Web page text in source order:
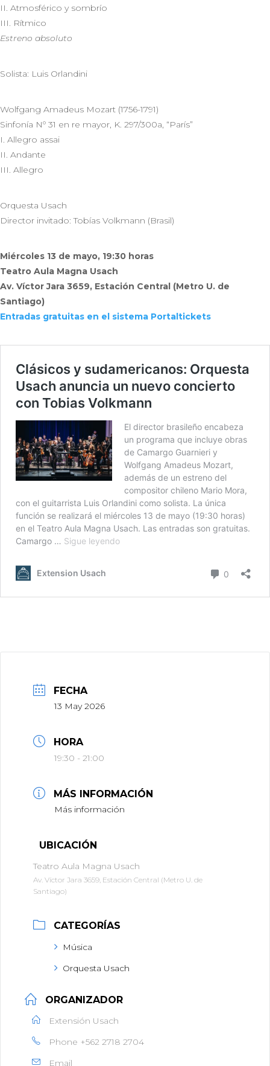
II. Atmosférico y sombrío
III. Rítmico
Estreno absoluto
Solista: Luis Orlandini
Wolfgang Amadeus Mozart (1756-1791)
Sinfonía Nº 31 en re mayor, K. 297/300a, “París”
I. Allegro assai
II. Andante
III. Allegro
Orquesta Usach
Director invitado: Tobías Volkmann (Brasil)
Miércoles 13 de mayo, 19:30 horas
Teatro Aula Magna Usach
Av. Víctor Jara 3659, Estación Central (Metro U. de
Santiago)
Entradas gratuitas en el sistema Portaltickets
FECHA
13 May 2026
HORA
19:30 - 21:00
MÁS INFORMACIÓN
Más información
UBICACIÓN
Teatro Aula Magna Usach
Av. Víctor Jara 3659, Estación Central (Metro U. de
Santiago)
CATEGORÍAS
Música
Orquesta Usach
ORGANIZADOR
Extensión Usach
Phone +562 2718 2704
Email